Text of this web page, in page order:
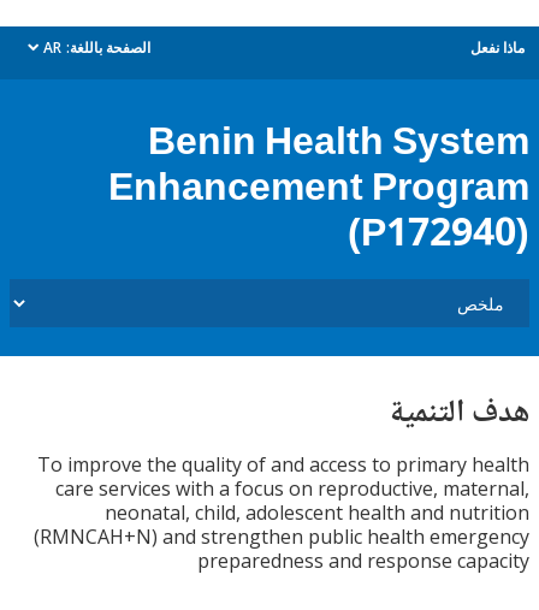
الصفحة باللغة: AR
dropdown
Benin Health
Enhancement
To improve the quality of and access to primary
care services with a focus on reproductive,
neonatal, child, adolescent health and
(RMNCAH+N) and strengthen public health
preparedness and response